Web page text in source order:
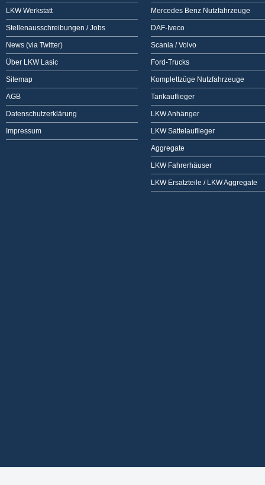
LKW Werkstatt
Stellenausschreibungen / Jobs
News (via Twitter)
Über LKW Lasic
Sitemap
AGB
Datenschutzerklärung
Impressum
Mercedes Benz Nutzfahrzeuge
DAF-Iveco
Scania / Volvo
Ford-Trucks
Komplettzüge Nutzfahrzeuge
Tankauflieger
LKW Anhänger
LKW Sattelauflieger
Aggregate
LKW Fahrerhäuser
LKW Ersatzteile / LKW Aggregate